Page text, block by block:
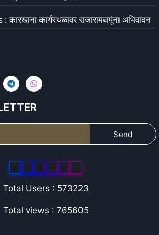
कार्यस्थळावर राजारामबापूंना अभिवादन
Send
5 7 3 2 2 3
Total Users : 573223
Total views : 765605